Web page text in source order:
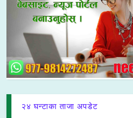
२४ घन्टाका ताजा अपडेट